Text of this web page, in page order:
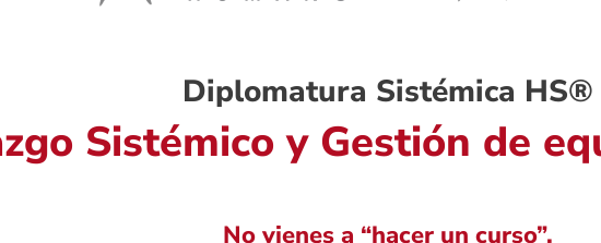
Diplomatura Sistémica HS®
Sistémico y Gestión de
No vienes a “hacer un curso”.